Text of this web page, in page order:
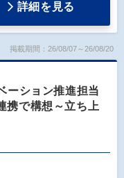
詳細を見る
掲載期間：26/08/07～26/08/20
ーション推進担当
携で構想～立ち上